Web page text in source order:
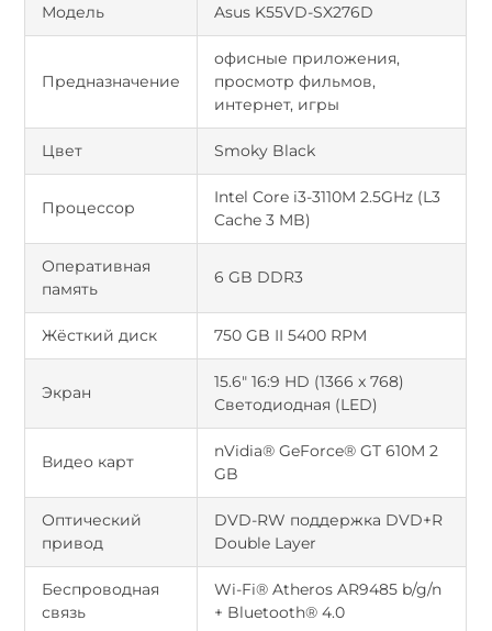
Модель Asus K55VD-SX276D
Предназначение
офисные приложения,
просмотр фильмов,
интернет, игры
Цвет Smoky Black
Процессор
Intel Core i3-3110M 2.5GHz (L3
Cache 3 MB)
Оперативная
память
6 GB DDR3
Жёсткий диск 750 GB II 5400 RPM
Экран
15.6" 16:9 HD (1366 x 768)
Светодиодная (LED)
Видео карт
nVidia® GeForce® GT 610M 2
GB
Оптический
привод
DVD-RW поддержка DVD+R
Double Layer
Беспроводная
связь
Wi-Fi® Atheros AR9485 b/g/n
+ Bluetooth® 4.0